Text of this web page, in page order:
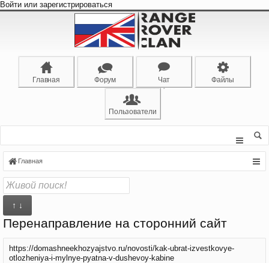
Войти или зарегистрироваться
Главная Форум Чат Файлы
Пользователи
Главная
↑ ↓
Перенаправление на сторонний сайт
https://domashneekhozyajstvo.ru/novosti/kak-ubrat-izvestkovye-
otlozheniya-i-mylnye-pyatna-v-dushevoy-kabine